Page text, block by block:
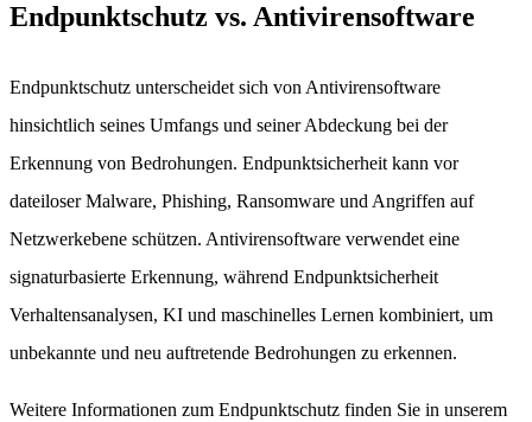
Endpunktschutz vs. Antivirensoftware
Endpunktschutz unterscheidet sich von Antivirensoftware
hinsichtlich seines Umfangs und seiner Abdeckung bei der
Erkennung von Bedrohungen. Endpunktsicherheit kann vor
dateiloser Malware, Phishing, Ransomware und Angriffen auf
Netzwerkebene schützen. Antivirensoftware verwendet eine
signaturbasierte Erkennung, während Endpunktsicherheit
Verhaltensanalysen, KI und maschinelles Lernen kombiniert, um
unbekannte und neu auftretende Bedrohungen zu erkennen.
Weitere Informationen zum Endpunktschutz finden Sie in unserem